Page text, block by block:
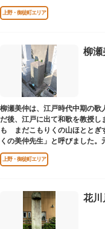
上野・御徒町エリア
柳瀬
柳瀬美仲は、江戸時代中期の歌
だ後、江戸に出て和歌を教授
も まだこもりくの山ほととぎ
くの美仲先生」と呼びました
之墓」と刻まれた墓が教證寺（
上野・御徒町エリア
花川